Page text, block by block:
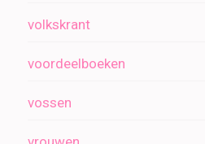
volkskrant
voordeelboeken
vossen